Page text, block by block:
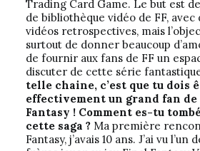
Trading Card Game. Le but est
de bibliothèque vidéo de FF, avec
vidéos retrospectives, mais
surtout de donner beaucoup
de fournir aux fans de FF un
discuter de cette série
telle chaine, c’est que tu dois
effectivement un grand fan
Fantasy ! Comment es-tu
cette saga ? Ma première
Fantasy, j’avais 10 ans. J’ai vu l’un